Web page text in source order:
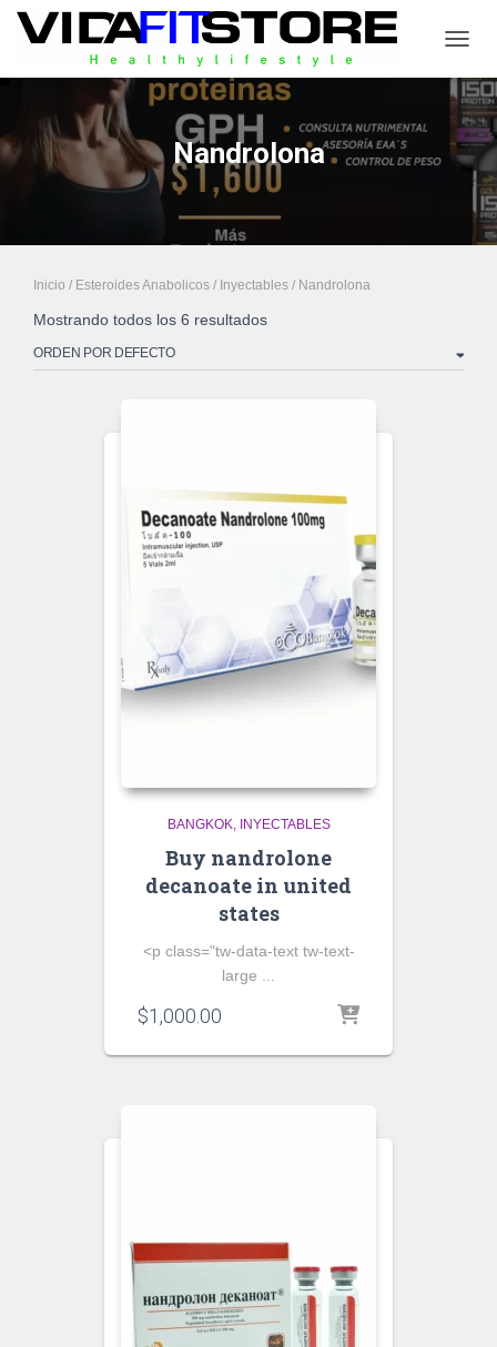
Nandrolona
Inicio / Esteroides Anabolicos / Inyectables / Nandrolona
Mostrando todos los 6 resultados
BANGKOK INYECTABLES
Buy nandrolone
decanoate in united
states
<p class="tw-data-text tw-text-
large ...
$1,000.00